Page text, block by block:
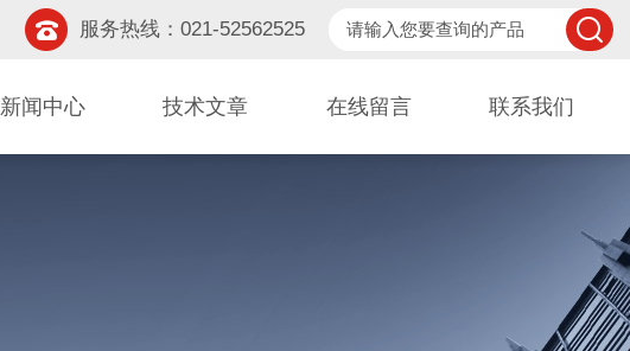
服务热线：021-52562525
新闻中心 技术文章 在线留言 联系我们